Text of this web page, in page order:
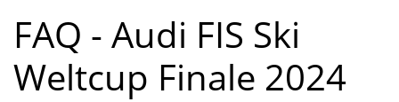
FAQ - Audi FIS Ski
Weltcup Finale 2024